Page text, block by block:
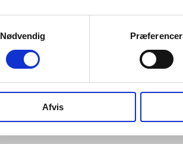
Nødvendig
Præferencer
Afvis